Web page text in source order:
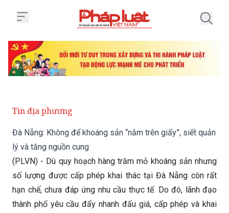
Tin địa phương
Đà Nẵng: Không để khoáng sản “nằm trên giấy”, siết quản
lý và tăng nguồn cung
(PLVN) - Dù quy hoạch hàng trăm mỏ khoáng sản nhưng
số lượng được cấp phép khai thác tại Đà Nẵng còn rất
hạn chế, chưa đáp ứng nhu cầu thực tế. Do đó, lãnh đạo
thành phố yêu cầu đẩy nhanh đấu giá, cấp phép và khai